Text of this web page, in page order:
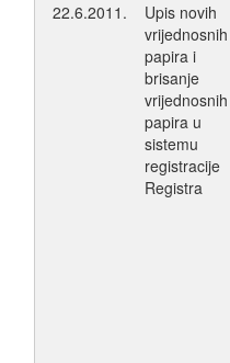
22.6.2011.
Upis novih
vrijednosnih
papira i
brisanje
vrijednosnih
papira u
sistemu
registracije
Registra